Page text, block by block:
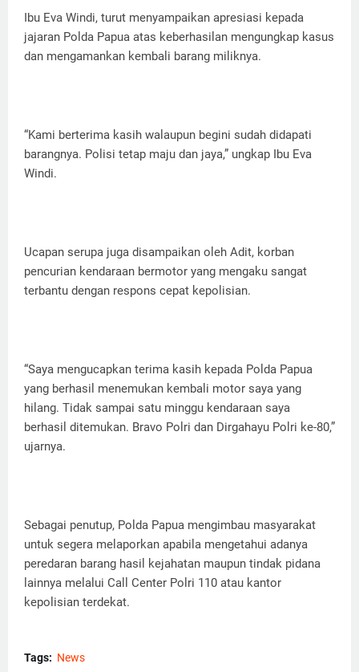
Ibu Eva Windi, turut menyampaikan apresiasi kepada
jajaran Polda Papua atas keberhasilan mengungkap kasus
dan mengamankan kembali barang miliknya.
“Kami berterima kasih walaupun begini sudah didapati
barangnya. Polisi tetap maju dan jaya,” ungkap Ibu Eva
Windi.
Ucapan serupa juga disampaikan oleh Adit, korban
pencurian kendaraan bermotor yang mengaku sangat
terbantu dengan respons cepat kepolisian.
“Saya mengucapkan terima kasih kepada Polda Papua
yang berhasil menemukan kembali motor saya yang
hilang. Tidak sampai satu minggu kendaraan saya
berhasil ditemukan. Bravo Polri dan Dirgahayu Polri ke-80,”
ujarnya.
Sebagai penutup, Polda Papua mengimbau masyarakat
untuk segera melaporkan apabila mengetahui adanya
peredaran barang hasil kejahatan maupun tindak pidana
lainnya melalui Call Center Polri 110 atau kantor
kepolisian terdekat.
Tags: News